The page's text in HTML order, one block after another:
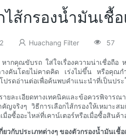
ไส้กรองน้ำมันเชื้
Huachang Filter 57
กคุณขับรถ ใส่ใจเรื่องความน่าเชื่อถือ ห
งคันโดยไม่คาดคิด เร่งไม่ขึ้น หรือคุณกำ
ปรดอ่านต่อเพื่อค้นพบคำแนะนำที่เป็นป
ายละเอียดทางเทคนิคและข้อควรพิจา
ญจริงๆ วิธีการเลือกไส้กรองให้เหมาะ
มื่อซื้ออะไหล่ที่เคาน์เตอร์หรือเมื่อซื้อสินค้
ยวกับประเภทต่างๆ ของตัวกรองน้ำมันเ